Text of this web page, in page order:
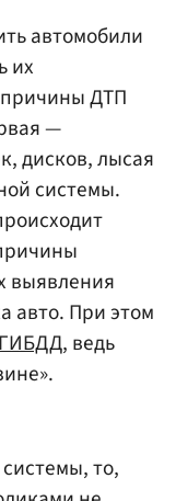
автомобили
их
ДТП
—
дисков, лысая
системы.
выявления
авто. При этом
, ведь
то,